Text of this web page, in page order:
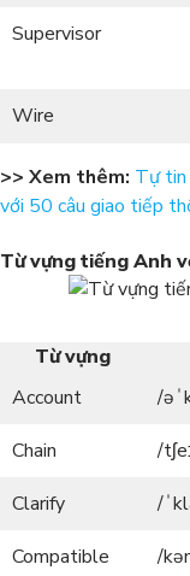
Supervisor
Wire
>> Xem thêm: Tự tin
với 50 câu giao tiếp
Từ vựng tiếng Anh
Từ vựng
Account
/
Chain
/
Clarify
/
Compatible
/